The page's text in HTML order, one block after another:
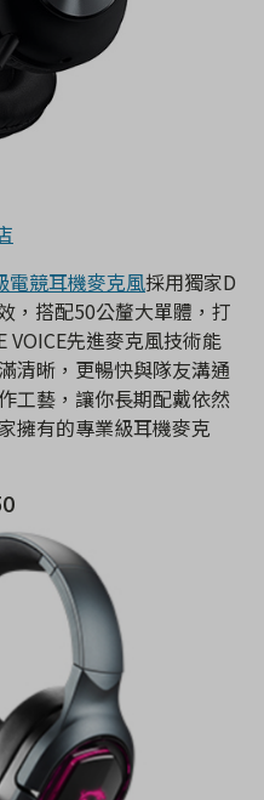
電競耳機麥克風採用獨家D
，搭配50公釐大單體，打
VOICE先進麥克風技術能
清晰，更暢快與隊友溝通
工藝，讓你長期配戴依然
擁有的專業級耳機麥克